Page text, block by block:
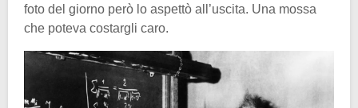
foto del giorno però lo aspettò all’uscita. Una mossa
che poteva costargli caro.